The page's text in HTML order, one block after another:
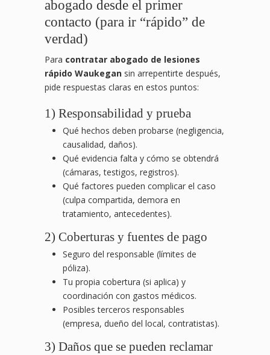
abogado desde el primer
contacto (para ir “rápido” de
verdad)
Para contratar abogado de lesiones
rápido Waukegan sin arrepentirte después,
pide respuestas claras en estos puntos:
1) Responsabilidad y prueba
Qué hechos deben probarse (negligencia,
causalidad, daños).
Qué evidencia falta y cómo se obtendrá
(cámaras, testigos, registros).
Qué factores pueden complicar el caso
(culpa compartida, demora en
tratamiento, antecedentes).
2) Coberturas y fuentes de pago
Seguro del responsable (límites de
póliza).
Tu propia cobertura (si aplica) y
coordinación con gastos médicos.
Posibles terceros responsables
(empresa, dueño del local, contratistas).
3) Daños que se pueden reclamar